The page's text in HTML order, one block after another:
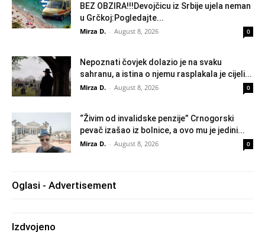
BEZ OBZIRA!!!Devojčicu iz Srbije ujela neman
u Grčkoj:Pogledajte...
Mirza D. - August 8, 2026 0
Nepoznati čovjek dolazio je na svaku
sahranu, a istina o njemu rasplakala je cijeli...
Mirza D. - August 8, 2026 0
“Živim od invalidske penzije” Crnogorski
pevač izašao iz bolnice, a ovo mu je jedini...
Mirza D. - August 8, 2026 0
Oglasi - Advertisement
Izdvojeno